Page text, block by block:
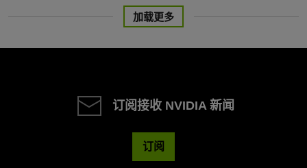
加载更多
订阅接收 NVIDIA 新闻
订阅